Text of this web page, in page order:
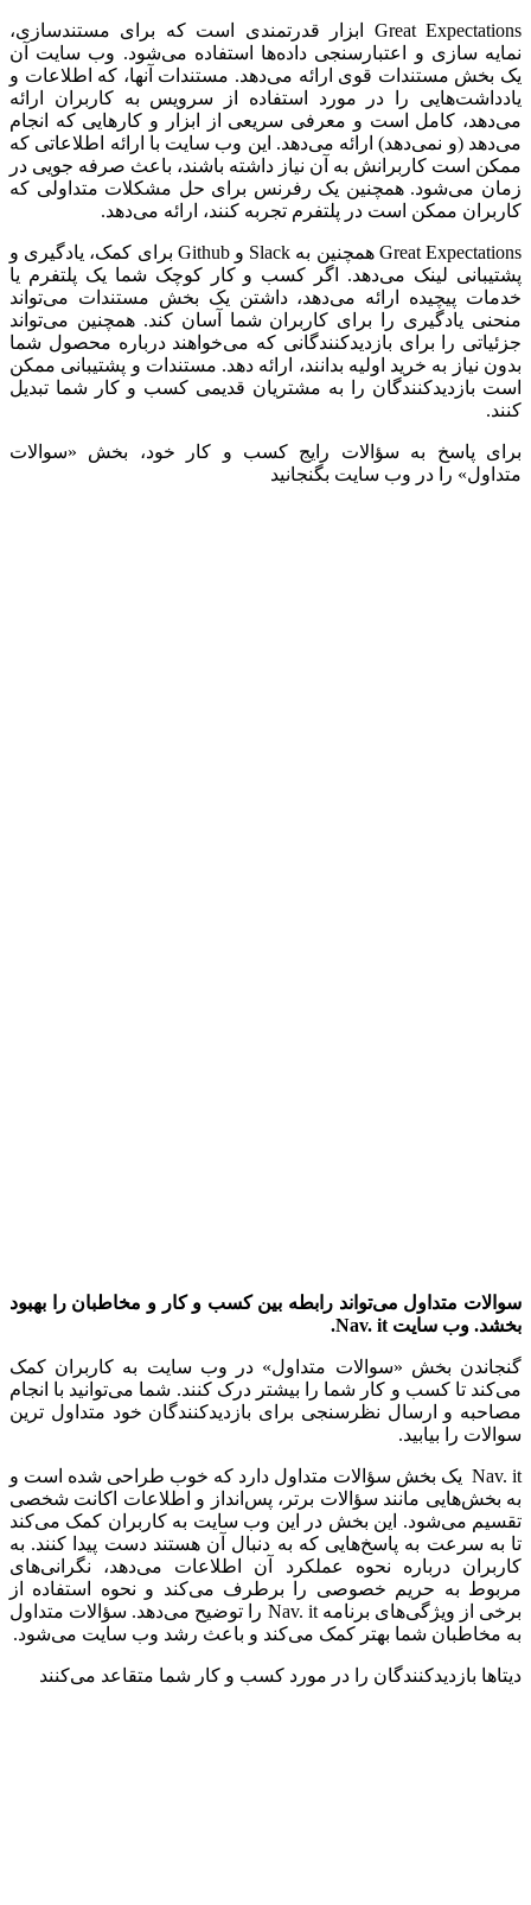
Great Expectations ابزار قدرتمندی است که برای مستندسازی،
نمایه سازی و اعتبارسنجی داده‌ها استفاده می‌شود. وب سایت آن
یک بخش مستندات قوی ارائه می‌دهد. مستندات آنها، که اطلاعات و
یادداشت‌هایی را در مورد استفاده از سرویس به کاربران ارائه
می‌دهد، کامل است و معرفی سریعی از ابزار و کارهایی که انجام
می‌دهد (و نمی‌دهد) ارائه می‌دهد. این وب سایت با ارائه اطلاعاتی که
ممکن است کاربرانش به آن نیاز داشته باشند، باعث صرفه جویی در
زمان می‌شود. همچنین یک رفرنس برای حل مشکلات متداولی که
کاربران ممکن است در پلتفرم تجربه کنند، ارائه می‌دهد.
Great Expectations همچنین به Slack و Github برای کمک، یادگیری و
پشتیبانی لینک می‌دهد. اگر کسب و کار کوچک شما یک پلتفرم یا
خدمات پیچیده ارائه می‌دهد، داشتن یک بخش مستندات می‌تواند
منحنی یادگیری را برای کاربران شما آسان کند. همچنین می‌تواند
جزئیاتی را برای بازدیدکنندگانی که می‌خواهند درباره محصول شما
بدون نیاز به خرید اولیه بدانند، ارائه دهد. مستندات و پشتیبانی ممکن
است بازدیدکنندگان را به مشتریان قدیمی کسب و کار شما تبدیل
کنند.
برای پاسخ به سؤالات رایج کسب و کار خود، بخش «سوالات
متداول» را در وب سایت بگنجانید
سوالات متداول می‌تواند رابطه بین کسب و کار و مخاطبان را بهبود
بخشد. وب سایت Nav. it
.
گنجاندن بخش «سوالات متداول» در وب سایت به کاربران کمک
می‌کند تا کسب و کار شما را بیشتر درک کنند. شما می‌توانید با انجام
مصاحبه و ارسال نظرسنجی برای بازدیدکنندگان خود متداول ترین
سوالات را بیابید.
Nav. it یک بخش سؤالات متداول دارد که خوب طراحی شده است و
به بخش‌هایی مانند سؤالات برتر، پس‌انداز و اطلاعات اکانت شخصی
تقسیم می‌شود. این بخش در این وب سایت به کاربران کمک می‌کند
تا به سرعت به پاسخ‌هایی که به دنبال آن هستند دست پیدا کنند. به
کاربران درباره نحوه عملکرد آن اطلاعات می‌دهد، نگرانی‌های
مربوط به حریم خصوصی را برطرف می‌کند و نحوه استفاده از
برخی از ویژگی‌های برنامه Nav. it را توضیح می‌دهد. سؤالات متداول
به مخاطبان شما بهتر کمک می‌کند و باعث رشد وب سایت می‌شود.
دیتاها بازدیدکنندگان را در مورد کسب و کار شما متقاعد می‌کنند